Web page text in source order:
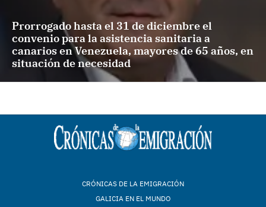
Prorrogado hasta el 31 de diciembre el
convenio para la asistencia sanitaria a
canarios en Venezuela, mayores de 65 años, en
situación de necesidad
CRÓNICAS DE LA EMIGRACIÓN
GALICIA EN EL MUNDO